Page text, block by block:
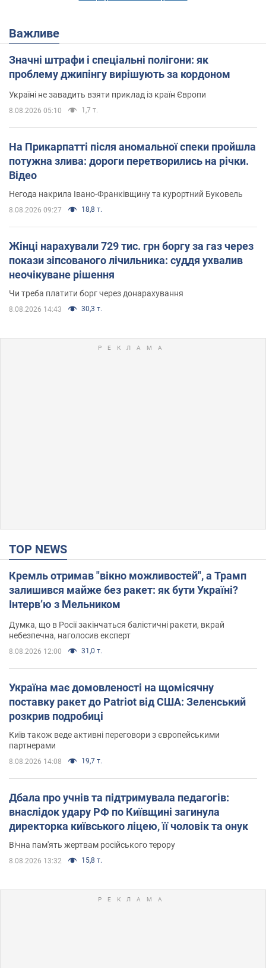
Важливе
Значні штрафи і спеціальні полігони: як
проблему джипінгу вирішують за кордоном
Україні не завадить взяти приклад із країн Європи
8.08.2026 05:10 1,7 т.
На Прикарпатті після аномальної спеки пройшла
потужна злива: дороги перетворились на річки.
Відео
Негода накрила Івано-Франківщину та курортний Буковель
8.08.2026 09:27 18,8 т.
Жінці нарахували 729 тис. грн боргу за газ через
покази зіпсованого лічильника: суддя ухвалив
неочікуване рішення
Чи треба платити борг через донарахування
8.08.2026 14:43 30,3 т.
TOP NEWS
Кремль отримав "вікно можливостей", а Трамп
залишився майже без ракет: як бути Україні?
Інтерв’ю з Мельником
Думка, що в Росії закінчаться балістичні ракети, вкрай
небезпечна, наголосив експерт
8.08.2026 12:00 31,0 т.
Україна має домовленості на щомісячну
поставку ракет до Patriot від США: Зеленський
розкрив подробиці
Київ також веде активні переговори з європейськими
партнерами
8.08.2026 14:08 19,7 т.
Дбала про учнів та підтримувала педагогів:
внаслідок удару РФ по Київщині загинула
директорка київського ліцею, її чоловік та онук
Вічна пам'ять жертвам російського терору
8.08.2026 13:32 15,8 т.